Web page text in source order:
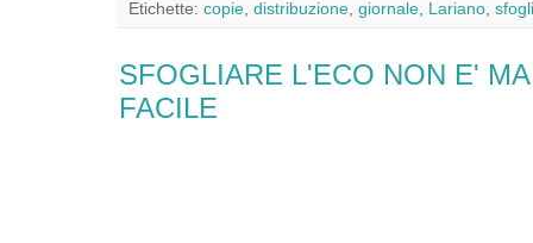
Etichette: copie, distribuzione, giornale, Lariano,
SFOGLIARE L'ECO NON E'
FACILE